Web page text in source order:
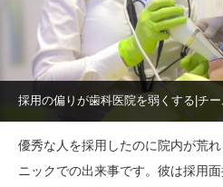
採用の偏りが歯科医院を弱くする|チ
優秀な人を採用したのに院内が荒
ニックでの出来事です。彼は採用